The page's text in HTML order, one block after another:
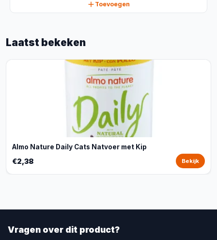
Toevoegen
Laatst bekeken
Almo Nature Daily Cats Natvoer met Kip
€2,38 Bekijk
Vragen over dit product?